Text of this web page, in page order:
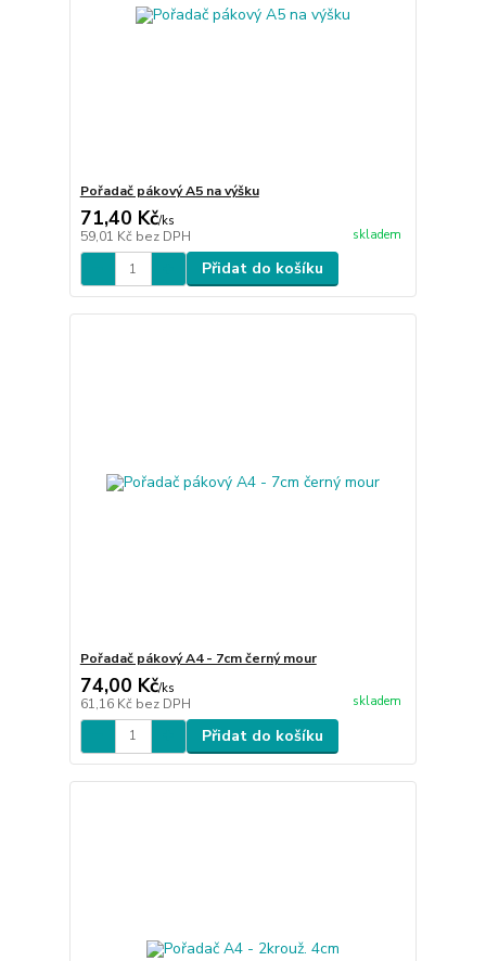
Pořadač pákový A5 na výšku
71,40 Kč/ks
59,01 Kč bez DPH skladem
Přidat do košíku
Pořadač pákový A4 - 7cm černý mour
74,00 Kč/ks
61,16 Kč bez DPH skladem
Přidat do košíku